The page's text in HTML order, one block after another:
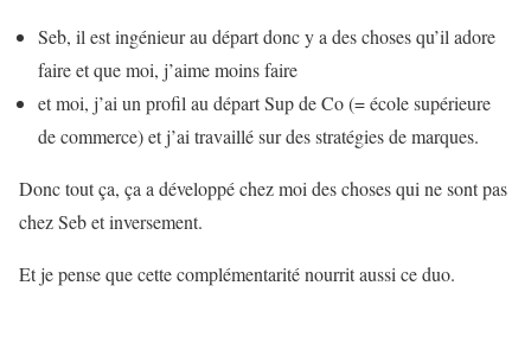
Seb, il est ingénieur au départ donc y a des choses qu’il adore
faire et que moi, j’aime moins faire
et moi, j’ai un profil au départ Sup de Co (= école supérieure
de commerce) et j’ai travaillé sur des stratégies de marques.
Donc tout ça, ça a développé chez moi des choses qui ne sont pas
chez Seb et inversement.
Et je pense que cette complémentarité nourrit aussi ce duo.